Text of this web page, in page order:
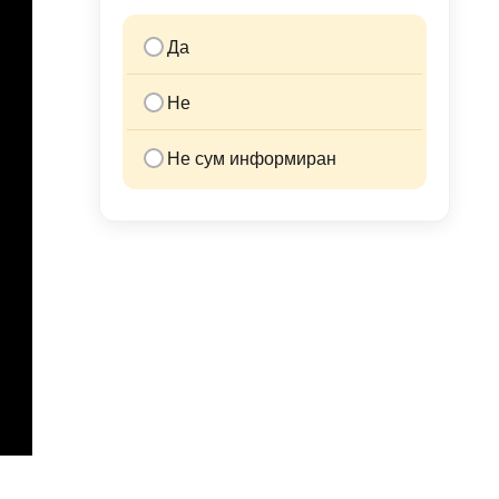
Да
Не
Не сум информиран